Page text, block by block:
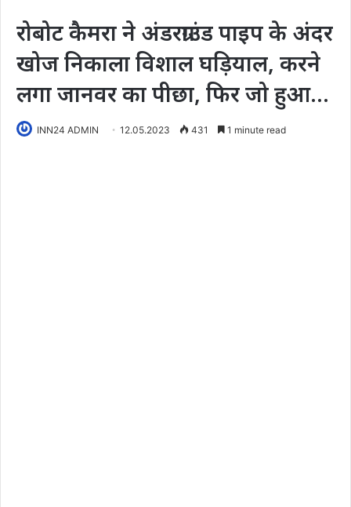
रोबोट कैमरा ने अंडरग्राउंड पाइप के अंदर
खोज निकाला विशाल घड़ियाल, करने
लगा जानवर का पीछा, फिर जो हुआ…
INN24 ADMIN 12.05.2023 431 1 minute read